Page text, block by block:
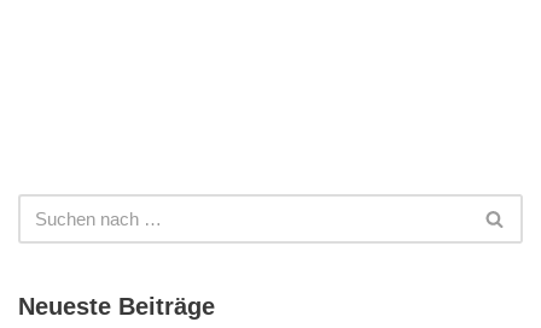
Neueste Beiträge